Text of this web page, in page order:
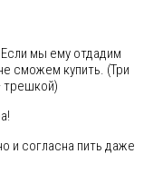
мы ему отдадим
сможем купить. (Три
трешкой)
и согласна пить даже